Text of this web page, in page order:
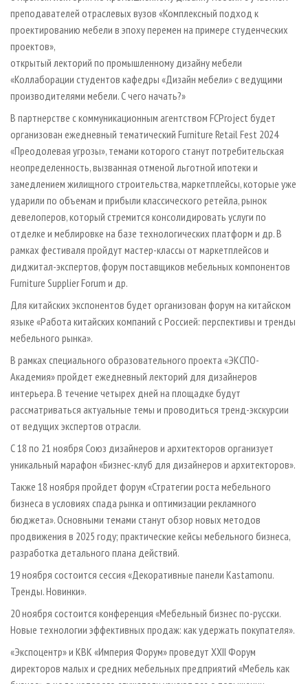
преподавателей отраслевых вузов «Комплексный подход к
проектированию мебели в эпоху перемен на примере студенческих
проектов»,
открытый лекторий по промышленному дизайну мебели
«Коллаборации студентов кафедры «Дизайн мебели» с ведущими
производителями мебели. С чего начать?»
В партнерстве с коммуникационным агентством FCProject будет
организован ежедневный тематический Furniture Retail Fest 2024
«Преодолевая угрозы», темами которого станут потребительская
неопределенность, вызванная отменой льготной ипотеки и
замедлением жилищного строительства, маркетплейсы, которые уже
ударили по объемам и прибыли классического ретейла, рынок
девелоперов, который стремится консолидировать услуги по
отделке и меблировке на базе технологических платформ и др. В
рамках фестиваля пройдут мастер-классы от маркетплейсов и
диджитал-экспертов, форум поставщиков мебельных компонентов
Furniture Supplier Forum и др.
Для китайских экспонентов будет организован форум на китайском
языке «Работа китайских компаний с Россией: перспективы и тренды
мебельного рынка».
В рамках специального образовательного проекта «ЭКСПО-
Академия» пройдет ежедневный лекторий для дизайнеров
интерьера. В течение четырех дней на площадке будут
рассматриваться актуальные темы и проводиться тренд-экскурсии
от ведущих экспертов отрасли.
С 18 по 21 ноября Союз дизайнеров и архитекторов организует
уникальный марафон «Бизнес-клуб для дизайнеров и архитекторов».
Также 18 ноября пройдет форум «Стратегии роста мебельного
бизнеса в условиях спада рынка и оптимизации рекламного
бюджета». Основными темами станут обзор новых методов
продвижения в 2025 году; практические кейсы мебельного бизнеса,
разработка детального плана действий.
19 ноября состоится сессия «Декоративные панели Kastamonu.
Тренды. Новинки».
20 ноября состоится конференция «Мебельный бизнес по-русски.
Новые технологии эффективных продаж: как удержать покупателя».
«Экспоцентр» и КВК «Империя Форум» проведут XXII Форум
директоров малых и средних мебельных предприятий «Мебель как